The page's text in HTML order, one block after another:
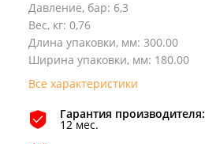
Давление, бар: 6,3
Вес, кг: 0,76
Длина упаковки, мм: 300.00
Ширина упаковки, мм: 180.00
Все характеристики
Гарантия производителя:
12 мес.